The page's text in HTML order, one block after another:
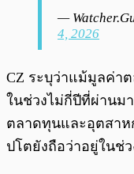
—
4, 2026
CZ ระบุว่าแม้มูลค่า
ในช่วงไม่กี่ปีที่ผ่านม
ตลาดทุนและอุตสา
ปโตยังถือว่าอยู่ในช่